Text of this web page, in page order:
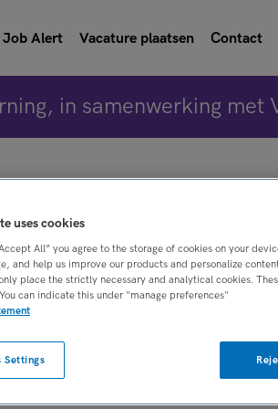
Job Alert Vacature plaatsen Contact
in samenwerking met
uses cookies
All” you agree to the storage of cookies on your
and help us improve our products and personalize
place the strictly necessary and analytical cookies.
can indicate this under "manage preferences"
Settings